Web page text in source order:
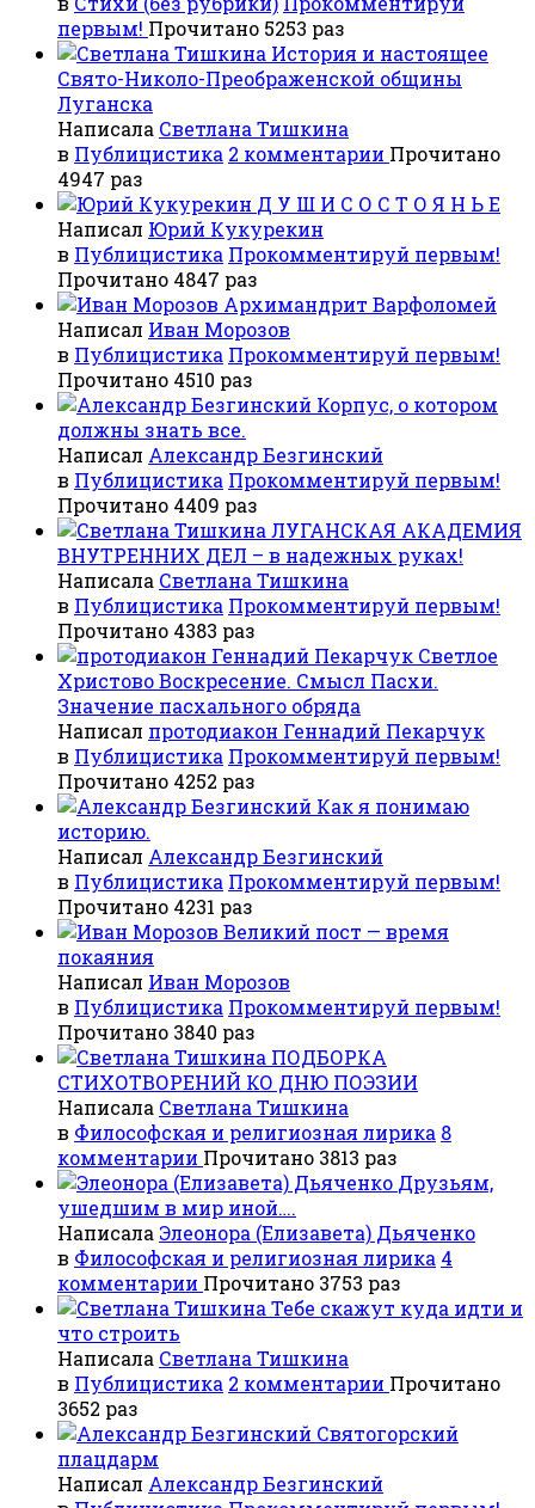
первым! Прочитано 5253 раз
История и настоящее
Свято-Николо-Преображенской общины
Луганска
Написала Светлана Тишкина
в Публицистика 2 комментарии Прочитано
4947 раз
Д У Ш И С О С Т О Я Н Ь Е
Написал Юрий Кукурекин
в Публицистика Прокомментируй первым!
Прочитано 4847 раз
Архимандрит Варфоломей
Написал Иван Морозов
в Публицистика Прокомментируй первым!
Прочитано 4510 раз
Корпус, о котором
должны знать все.
Написал Александр Безгинский
в Публицистика Прокомментируй первым!
Прочитано 4409 раз
ЛУГАНСКАЯ АКАДЕМИЯ
ВНУТРЕННИХ ДЕЛ – в надежных руках!
Написала Светлана Тишкина
в Публицистика Прокомментируй первым!
Прочитано 4383 раз
Светлое
Христово Воскресение. Смысл Пасхи.
Значение пасхального обряда
Написал протодиакон Геннадий Пекарчук
в Публицистика Прокомментируй первым!
Прочитано 4252 раз
Как я понимаю
историю.
Написал Александр Безгинский
в Публицистика Прокомментируй первым!
Прочитано 4231 раз
Великий пост — время
покаяния
Написал Иван Морозов
в Публицистика Прокомментируй первым!
Прочитано 3840 раз
ПОДБОРКА
СТИХОТВОРЕНИЙ КО ДНЮ ПОЭЗИИ
Написала Светлана Тишкина
в Философская и религиозная лирика 8
комментарии Прочитано 3813 раз
Друзьям,
ушедшим в мир иной….
Написала Элеонора (Елизавета) Дьяченко
в Философская и религиозная лирика 4
комментарии Прочитано 3753 раз
Тебе скажут куда идти и
что строить
Написала Светлана Тишкина
в Публицистика 2 комментарии Прочитано
3652 раз
Святогорский
плацдарм
Написал Александр Безгинский